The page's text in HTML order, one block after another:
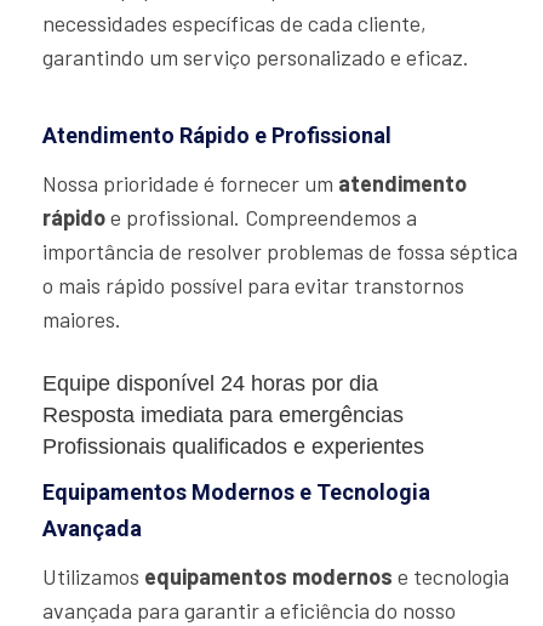
necessidades específicas de cada cliente,
garantindo um serviço personalizado e eficaz.
Atendimento Rápido e Profissional
Nossa prioridade é fornecer um atendimento
rápidoe profissional. Compreendemos a
importância de resolver problemas de fossa séptica
o mais rápido possível para evitar transtornos
maiores.
Equipe disponível 24 horas por dia
Resposta imediata para emergências
Profissionais qualificados e experientes
Equipamentos Modernos e Tecnologia
Avançada
Utilizamos equipamentos modernos e tecnologia
avançada para garantir a eficiência do nosso